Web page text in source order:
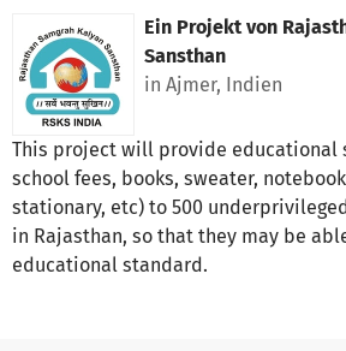
Ein Projekt von
Sansthan
in Ajmer, Indien
This project will provide educational
school fees, books, sweater,
stationary, etc) to 500
in Rajasthan, so that they may be
educational standard.